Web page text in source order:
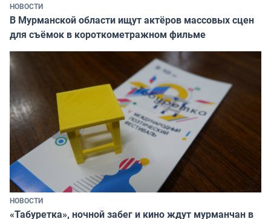
НОВОСТИ
В Мурманской области ищут актёров массовых сцен
для съёмок в короткометражном фильме
НОВОСТИ
«Табуретка», ночной забег и кино ждут мурманчан в